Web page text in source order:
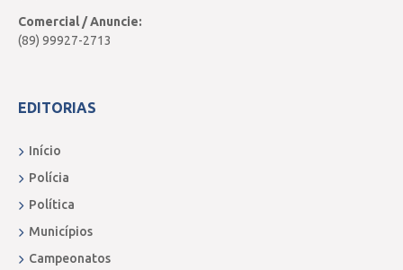
Comercial / Anuncie:
(89) 99927-2713
EDITORIAS
Início
Polícia
Política
Municípios
Campeonatos